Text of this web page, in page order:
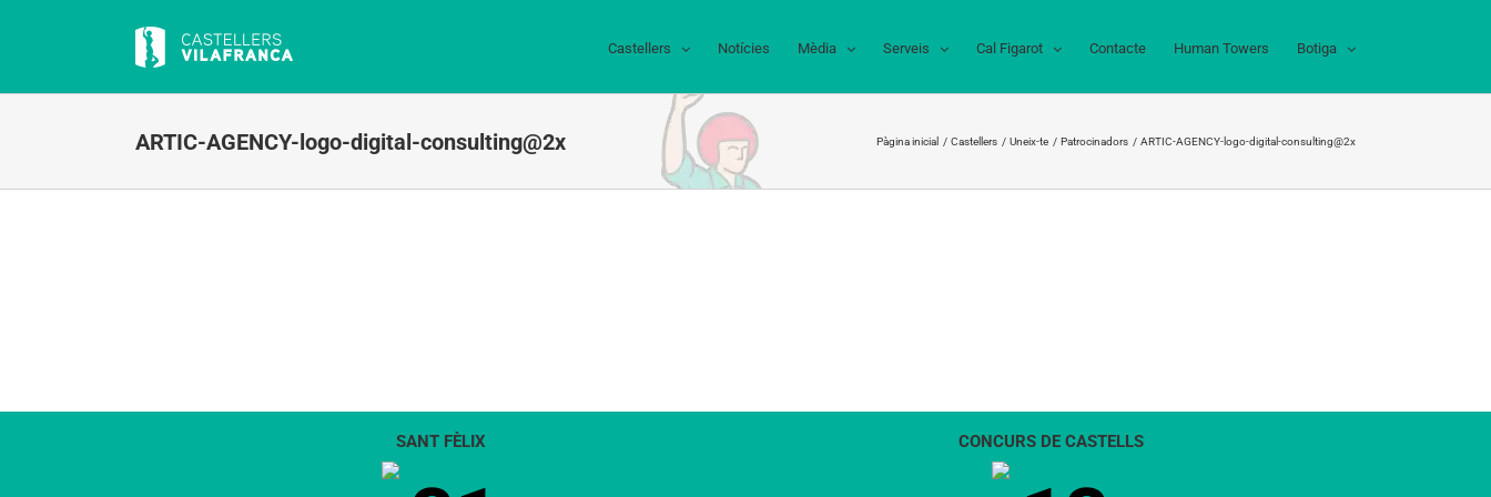
Castellers Notícies Mèdia Serveis Cal Figarot Contacte Human Towers Botiga
ARTIC-AGENCY-logo-digital-consulting@2x Pàgina inicial Castellers Uneix-te Patrocinadors ARTIC-AGENCY-logo-digital-consulting@2x
SANT FÈLIX CONCURS DE CASTELLS